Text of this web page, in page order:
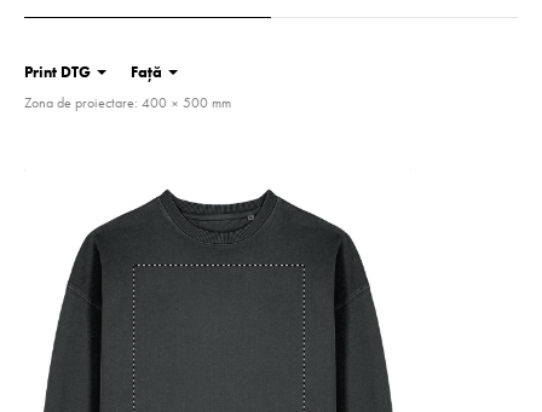
Print DTG Față
Zona de proiectare: 400 × 500 mm